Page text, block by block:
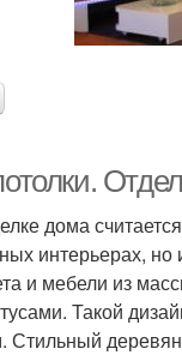
дома
интерьерах,
и мебели из
Такой
Стильный